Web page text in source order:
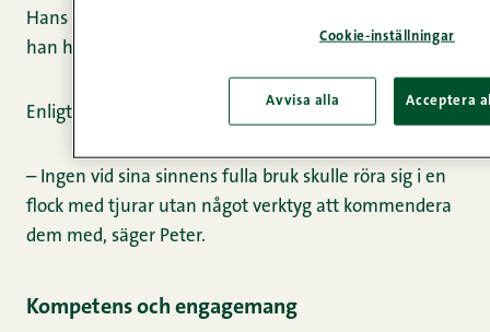
Hans enda hjälpmedel är en liten orange batong som
han håller i handen, men den är ingalunda elektrisk.
Enligt honom är den ändå oumbärlig i det här arbetet.
– Ingen vid sina sinnens fulla bruk skulle röra sig i en
flock med tjurar utan något verktyg att kommendera
dem med, säger Peter.
Kompetens och engagemang
Cookie-inställningar
Avvisa alla Acceptera